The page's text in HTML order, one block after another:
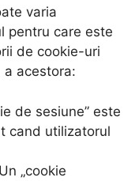
varia
pentru care este
de cookie-uri
acestora:
de sesiune” este
cand utilizatorul
„cookie